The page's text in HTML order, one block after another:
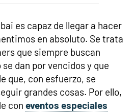
es capaz de llegar a hacer
en absoluto. Se trata
que siempre buscan
dan por vencidos y que
que, con esfuerzo, se
grandes cosas. Por ello,
con eventos especiales